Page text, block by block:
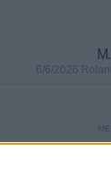
6/6/2026